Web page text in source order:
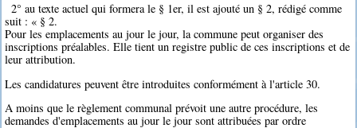
2° au texte actuel qui formera le § 1er, il est ajouté un § 2, rédigé comme
suit : « § 2.
Pour les emplacements au jour le jour, la commune peut organiser des
inscriptions préalables. Elle tient un registre public de ces inscriptions et de
leur attribution.
Les candidatures peuvent être introduites conformément à l'article 30.
A moins que le règlement communal prévoit une autre procédure, les
demandes d'emplacements au jour le jour sont attribuées par ordre